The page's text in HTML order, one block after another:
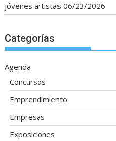
jóvenes artistas 06/23/2026
Categorías
Agenda
Concursos
Emprendimiento
Empresas
Exposiciones